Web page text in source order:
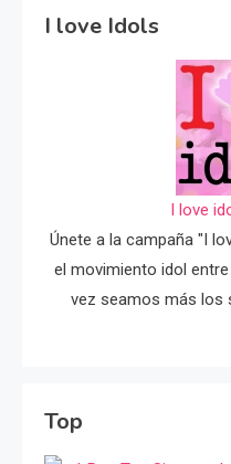
I love Idols
I love
Únete a la campaña "I
el movimiento idol
vez seamos más los
Top